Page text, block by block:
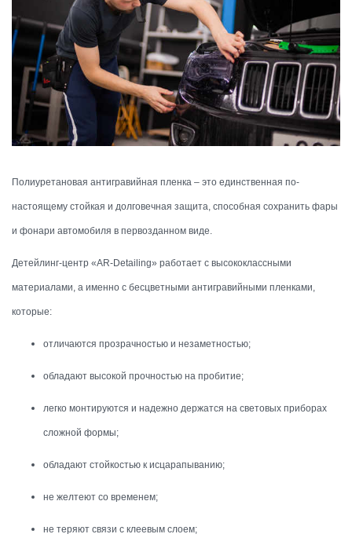
Полиуретановая антигравийная пленка – это единственная по-
настоящему стойкая и долговечная защита, способная сохранить фары
и фонари автомобиля в первозданном виде.
Детейлинг-центр «AR-Detailing» работает с высококлассными
материалами, а именно с бесцветными антигравийными пленками,
которые:
отличаются прозрачностью и незаметностью;
обладают высокой прочностью на пробитие;
легко монтируются и надежно держатся на световых приборах
сложной формы;
обладают стойкостью к исцарапыванию;
не желтеют со временем;
не теряют связи с клеевым слоем;